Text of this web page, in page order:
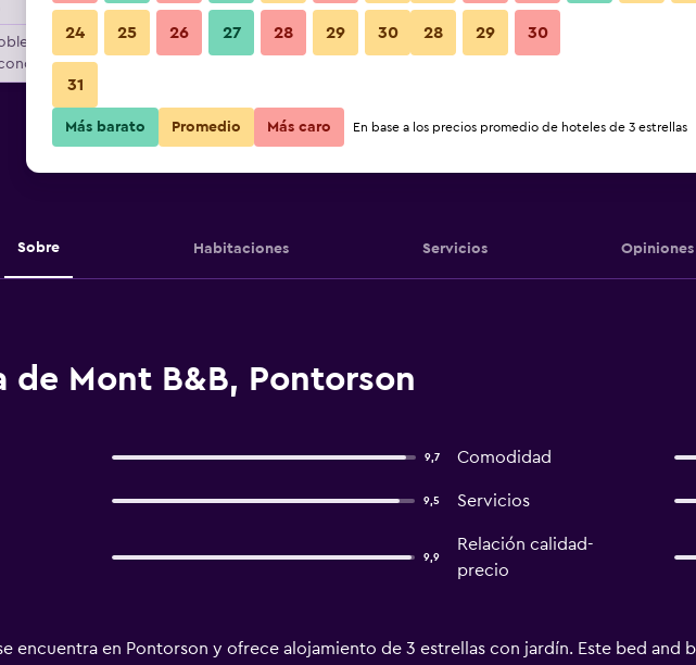
tipo
$125 Ver oferta
Sobre Habitaciones Servicios Opiniones
de Mont B&B, Pontorson
9,7 Comodidad
9,5 Servicios
9,9
Relación calidad-
precio
encuentra en Pontorson y ofrece alojamiento de 3 estrellas con jardín. Este bed and
24 25 26 27 28 29 30
31
28 29 30
Más barato Promedio Más caro En base a los precios promedio de hoteles de 3 estrellas